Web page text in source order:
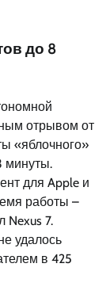
до 8
отрывом от
«яблочного»
минуты.
для Apple и
работы –
Nexus 7.
удалось
в 425